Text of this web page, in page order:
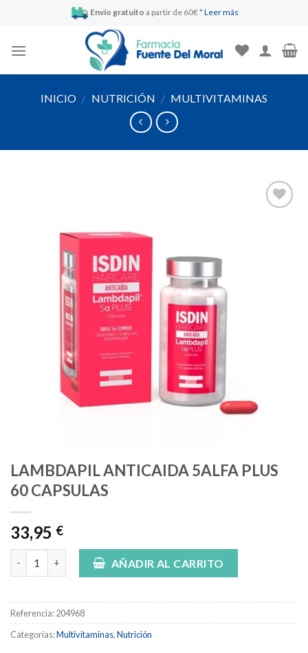
Envío gratuito a partir de 60€ * Leer más
INICIO / NUTRICIÓN / MULTIVITAMINAS
LAMBDAPIL ANTICAIDA 5ALFA PLUS
60 CAPSULAS
33,95 €
LAMBDAPIL ANTICAIDA 5ALFA PLUS 60 CAPSULAS cantidad
AÑADIR AL CARRITO
Referencia:204968
Categorías:Multivitaminas,Nutrición